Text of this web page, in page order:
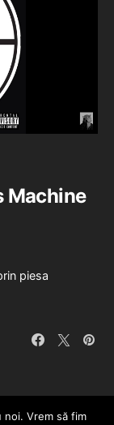
Machine
piesa
Vrem să fim